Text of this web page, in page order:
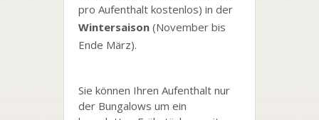
pro Aufenthalt kostenlos) in der
Wintersaison (November bis
Ende März).
Sie können Ihren Aufenthalt nur
der Bungalows um ein